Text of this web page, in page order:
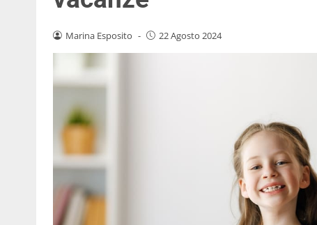
Marina Esposito - 22 Agosto 2024